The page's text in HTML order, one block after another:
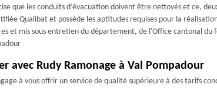
que les conduits d’évacuation doivent être nettoyés et ce,
Qualibat et possède les aptitudes requises pour la
et mis sous entretien du département, de l'Office cantonal du
avec Rudy Ramonage à Val Pompadour
à vous offrir un service de qualité supérieure à des tarifs